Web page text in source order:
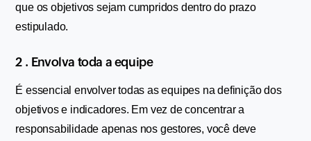
que os objetivos sejam cumpridos dentro do prazo
estipulado.
2 . Envolva toda a equipe
É essencial envolver todas as equipes na definição dos
objetivos e indicadores. Em vez de concentrar a
responsabilidade apenas nos gestores, você deve